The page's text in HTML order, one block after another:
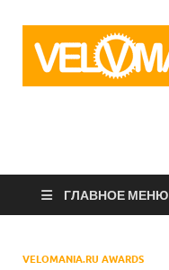
ГЛАВНОЕ МЕНЮ
VELOMANIA.RU AWARDS